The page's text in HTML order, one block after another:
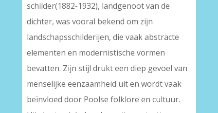
schilder(1882-1932), landgenoot van de
dichter, was vooral bekend om zijn
landschapsschilderijen, die vaak abstracte
elementen en modernistische vormen
bevatten. Zijn stijl drukt een diep gevoel van
menselijke eenzaamheid uit en wordt vaak
beïnvloed door Poolse folklore en cultuur.